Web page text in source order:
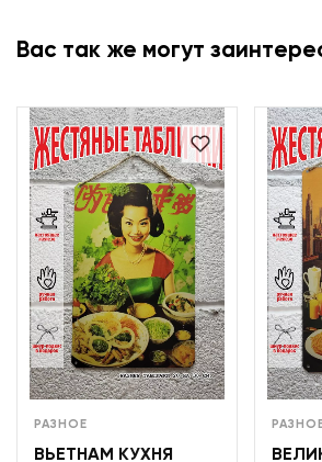
Вас так же могут
РАЗНОЕ
ВЬЕТНАМ КУХНЯ